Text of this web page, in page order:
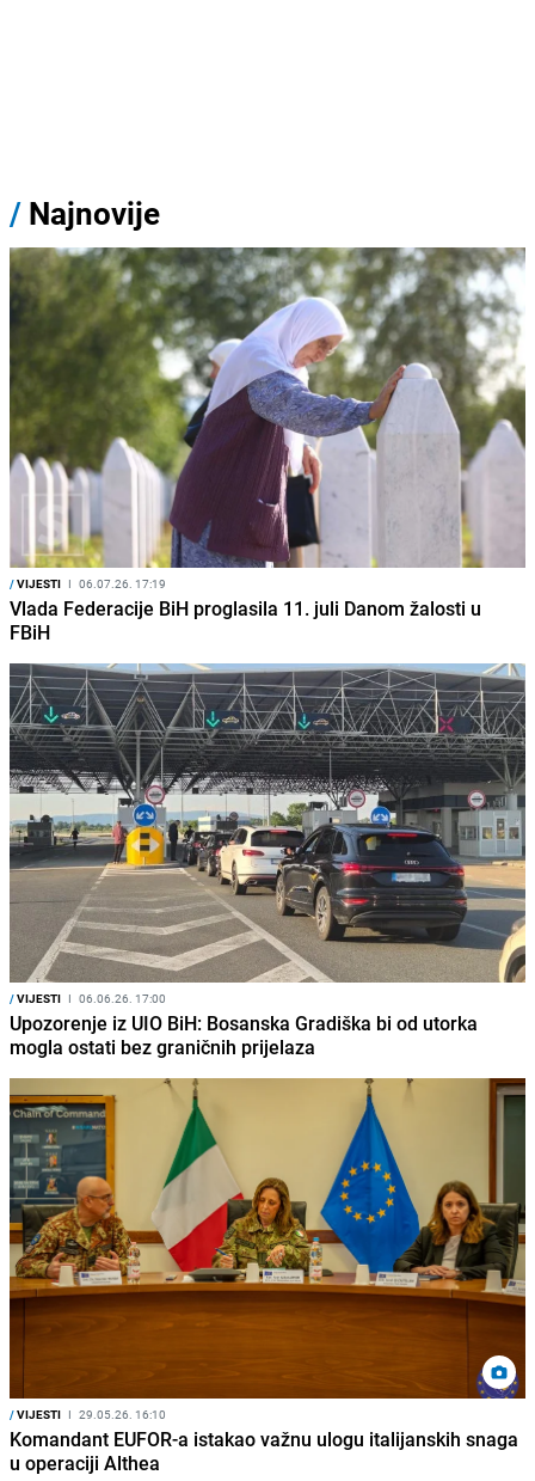
/ Najnovije
/VIJESTI I 06.07.26. 17:19
Vlada Federacije BiH proglasila 11. juli Danom žalosti u
FBiH
/VIJESTI I 06.06.26. 17:00
Upozorenje iz UIO BiH: Bosanska Gradiška bi od utorka
mogla ostati bez graničnih prijelaza
/VIJESTI I 29.05.26. 16:10
Komandant EUFOR-a istakao važnu ulogu italijanskih snaga
u operaciji Althea